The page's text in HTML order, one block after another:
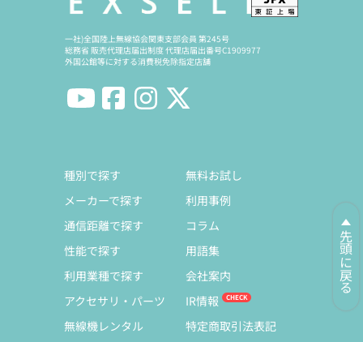
先頭に戻る
一社)全国陸上無線協会関東支部会員 第245号
総務省 販売代理店届出制度 代理店届出番号C1909977
外国公館等に対する消費税免除指定店舗
種別で探す
メーカーで探す
通信距離で探す
性能で探す
利用業種で探す
アクセサリ・パーツ
無線機レンタル
無料お試し
利用事例
コラム
用語集
会社案内
IR情報
特定商取引法表記